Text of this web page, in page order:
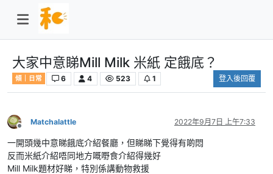
大家中意睇Mill Milk 米紙 定餓底？
傾｜日常 6 4 523 1 登入後回覆
離線
Matchalattle 2022年9月7日 上午7:33
一開頭幾中意睇餓底介紹餐廳，但睇睇下覺得有啲悶
反而米紙介紹唔同地方嘅嘢食介紹得幾好
Mill Milk題材好睇，特別係講動物救援